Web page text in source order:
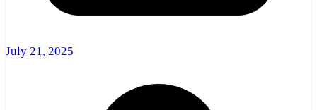
July 21, 2025